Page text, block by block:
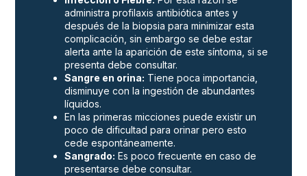
administra profilaxis antibiótica antes y
después de la biopsia para minimizar esta
complicación, sin embargo se debe estar
alerta ante la aparición de este síntoma, si se
presenta debe consultar.
Sangre en orina: Tiene poca importancia,
disminuye con la ingestión de abundantes
líquidos.
En las primeras micciones puede existir un
poco de dificultad para orinar pero esto
cede espontáneamente.
Sangrado: Es poco frecuente en caso de
presentarse debe consultar.